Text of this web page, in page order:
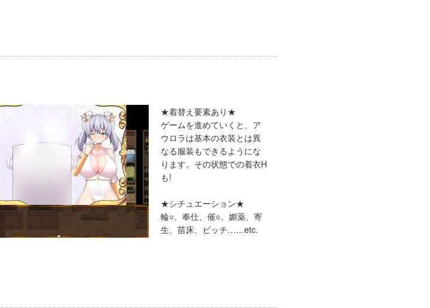
★着替え要素あり★
ゲームを進めていくと、ア
ウロラは基本の衣装とは異
なる服装もできるようにな
ります。その状態での着衣H
も!
★シチュエーション★
輪○、奉仕、催○、媚薬、寄
生、苗床、ビッチ……etc.